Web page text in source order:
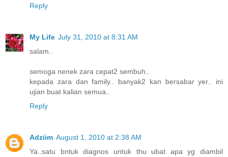
Reply
My Life July 31, 2010 at 8:31 AM
salam..
semoga nenek zara cepat2 sembuh..
kepada zara dan family.. banyak2 kan bersabar yer.. ini
ujian buat kalian semua..
Reply
Adziim August 1, 2010 at 2:38 AM
Ya..satu bntuk diagnos untuk thu ubat apa yg diambil